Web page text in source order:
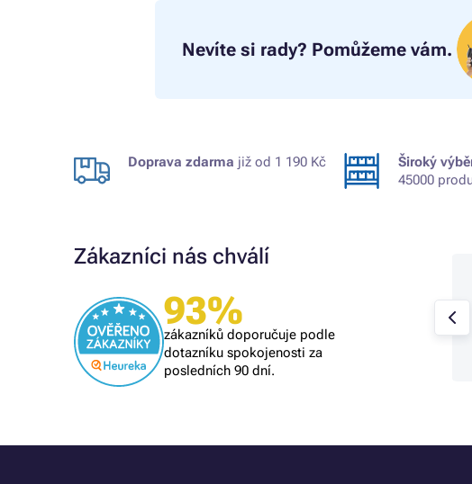
Nevíte si rady? Pomůžeme vám.
Doprava zdarma již od 1 190 Kč Široký
45000
Zákazníci nás chválí
93%
zákazníků doporučuje podle
dotazníku spokojenosti za
posledních 90 dní.
Ověřený zákazník
Profi.